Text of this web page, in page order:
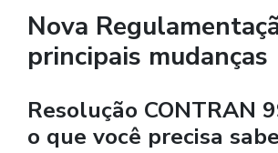
Nova
principais mudanças
Resolução CONTRAN
o que você precisa